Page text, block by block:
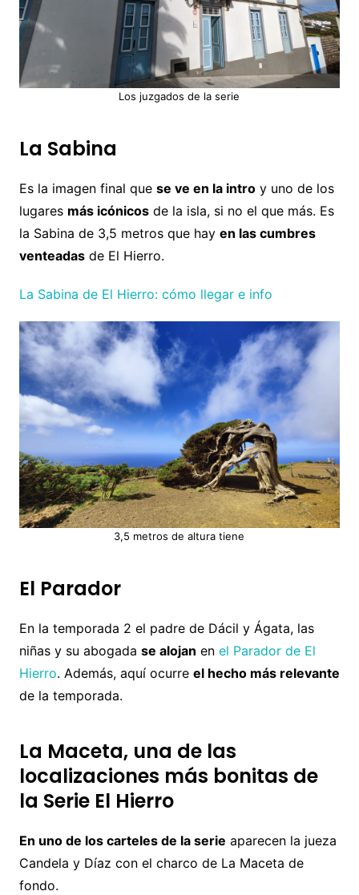
Los juzgados de la serie
La Sabina
Es la imagen final que se ve en la introy uno de los
lugares más icónicosde la isla, si no el que más. Es
la Sabina de 3,5 metros que hay en las cumbres
venteadasde El Hierro.
La Sabina de El Hierro: cómo llegar e info
3,5 metros de altura tiene
El Parador
En la temporada 2 el padre de Dácil y Ágata, las
niñas y su abogada se alojan en el Parador de El
Hierro. Además, aquí ocurre el hecho más relevante
de la temporada.
La Maceta, una de las
localizaciones más bonitas de
la Serie El Hierro
En uno de los carteles de la serie aparecen la jueza
Candela y Díaz con el charco de La Maceta de
fondo.